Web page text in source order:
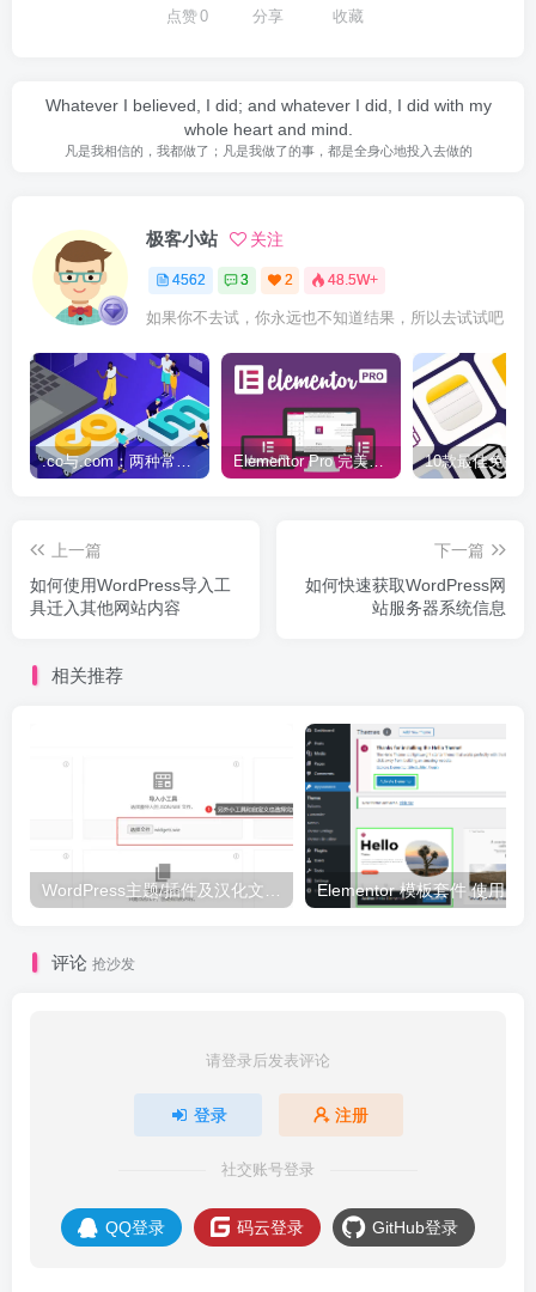
点赞0 分享 收藏
Whatever I believed, I did; and whatever I did, I did with my
whole heart and mind.
凡是我相信的，我都做了；凡是我做了的事，都是全身心地投入去做的
极客小站 关注
4562 3 2 48.5W+
如果你不去试，你永远也不知道结果，所以去试试吧
Elementor Pro 完美汉化中文版（含全套模板）|可视化编辑页面自定义设计WordPress插件
上一篇
如何使用WordPress导入工
具迁入其他网站内容
下一篇
如何快速获取WordPress网
站服务器系统信息
相关推荐
评论 抢沙发
请登录后发表评论
登录 注册
社交账号登录
QQ登录 码云登录 GitHub登录